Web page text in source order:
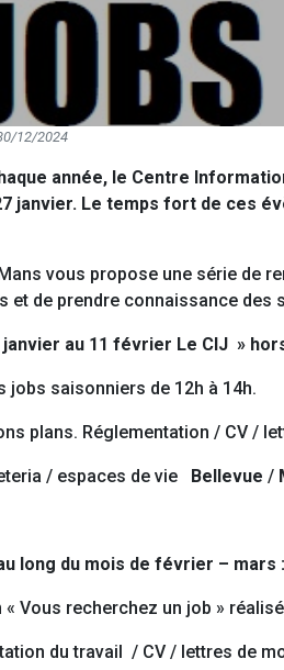
12/2024
année, le Centre
janvier. Le temps fort de ces
vous propose une série de
et de prendre connaissance des
janvier au 11 février Le CIJ »
jobs saisonniers de 12h à 14h.
plans. Réglementation / CV /
/ espaces de vie Bellevue /
long du mois de février – mars
« Vous recherchez un job »
du travail / CV / lettres de